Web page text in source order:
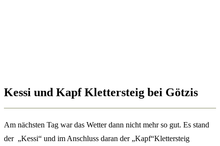
Kessi und Kapf Klettersteig bei Götzis
Am nächsten Tag war das Wetter dann nicht mehr so gut. Es stand
der „Kessi“ und im Anschluss daran der „Kapf“Klettersteig